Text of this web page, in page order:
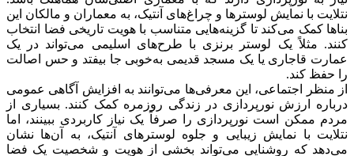
با نمایش لوسترها و چراغ‌های آنتیک، به معماران و مالکان این
کمک می‌کند تا گزینه‌هایی متناسب با هویت تاریخی فضا انتخاب
مثلاً یک لوستر برنزی با طرح‌های اسلیمی می‌تواند در یک
قاجاری یا یک مسجد قدیمی به‌خوبی جا بیفتد و حس اصالت
حفظ کند.
منظر اجتماعی، این معرفی‌ها می‌توانند به افزایش آگاهی عمومی
ارزش نورپردازی در زندگی روزمره کمک کنند. بسیاری از
ممکن است نورپردازی را صرفاً یک نیاز کاربردی ببینند، اما
با نمایش زیبایی و جلوه لوسترهای آنتیک، به آن‌ها نشان
که روشنایی می‌تواند بخشی از هویت و شخصیت یک فضا